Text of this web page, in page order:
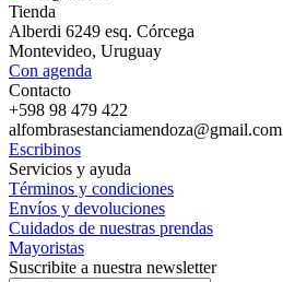
Tienda
Alberdi 6249 esq. Córcega
Montevideo, Uruguay
Con agenda
Contacto
+598 98 479 422
alfombrasestanciamendoza@gmail.com
Escribinos
Servicios y ayuda
Términos y condiciones
Envíos y devoluciones
Cuidados de nuestras prendas
Mayoristas
Suscribite a nuestra newsletter